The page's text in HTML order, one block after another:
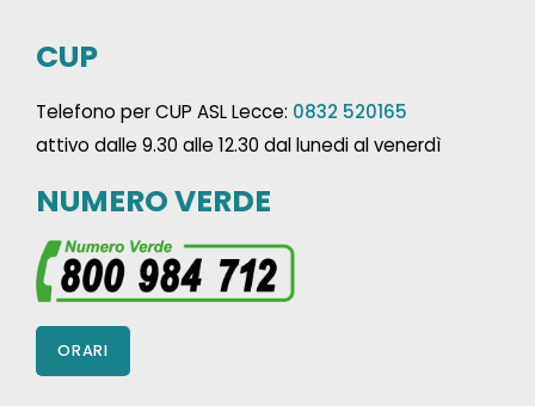
CUP
Telefono per CUP ASL Lecce: 0832 520165
attivo dalle 9.30 alle 12.30 dal lunedi al venerdì
NUMERO VERDE
ORARI